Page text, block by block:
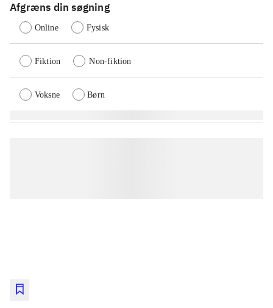
Afgræns din søgning
Online Fysisk
Fiktion Non-fiktion
Voksne Børn